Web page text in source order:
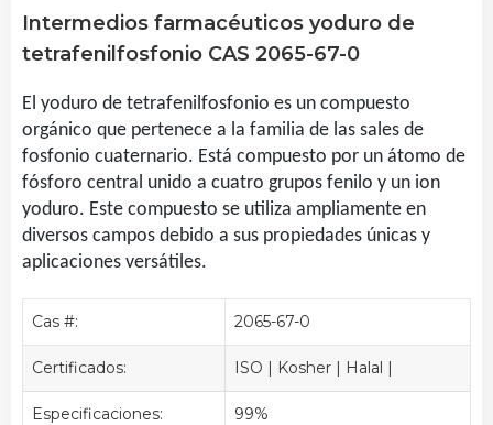
Intermedios farmacéuticos yoduro de
tetrafenilfosfonio CAS 2065-67-0
El yoduro de tetrafenilfosfonio es un compuesto
orgánico que pertenece a la familia de las sales de
fosfonio cuaternario. Está compuesto por un átomo de
fósforo central unido a cuatro grupos fenilo y un ion
yoduro. Este compuesto se utiliza ampliamente en
diversos campos debido a sus propiedades únicas y
aplicaciones versátiles.
Cas #: 2065-67-0
Certificados: ISO | Kosher | Halal |
Especificaciones: 99%